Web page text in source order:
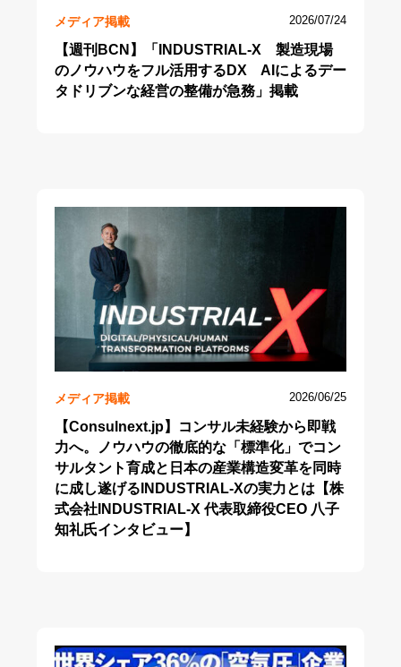
メディア掲載 2026/07/24
【週刊BCN】「INDUSTRIAL-X 製造現場
のノウハウをフル活用するDX AIによるデー
タドリブンな経営の整備が急務」掲載
メディア掲載 2026/06/25
【Consulnext.jp】コンサル未経験から即戦
力へ。ノウハウの徹底的な「標準化」でコン
サルタント育成と日本の産業構造変革を同時
に成し遂げるINDUSTRIAL-Xの実力とは【株
式会社INDUSTRIAL-X 代表取締役CEO 八子
知礼氏インタビュー】